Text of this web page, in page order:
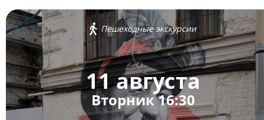
Пешеходные экскурсии
11 августа
Вторник 16:30